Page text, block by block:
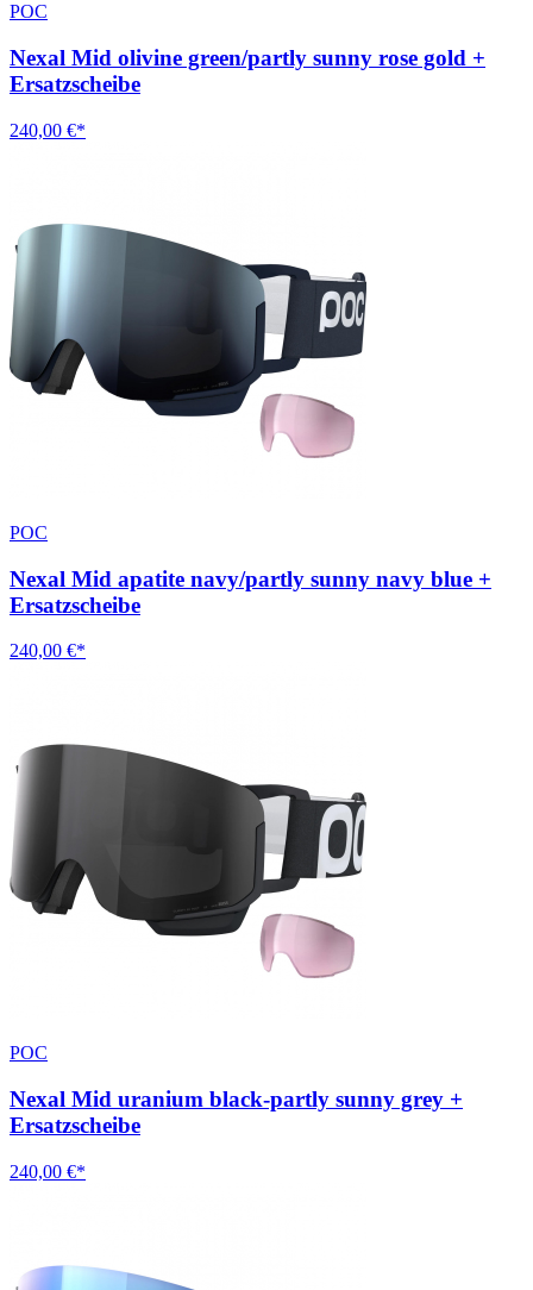
POC
Nexal Mid olivine green/partly sunny rose gold +
Ersatzscheibe
240,00 €*
POC
Nexal Mid apatite navy/partly sunny navy blue +
Ersatzscheibe
240,00 €*
POC
Nexal Mid uranium black-partly sunny grey +
Ersatzscheibe
240,00 €*